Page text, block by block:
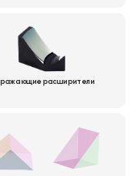
расширители